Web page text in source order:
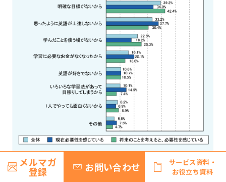
▲目次に戻る
メルマガ
登録 お問い合わせ
サービス資料・
お役立ち資料